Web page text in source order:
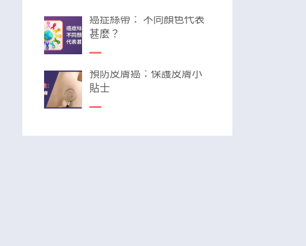
癌症絲帶： 不同顏色代表
甚麼？
預防皮膚癌：保護皮膚小
貼士